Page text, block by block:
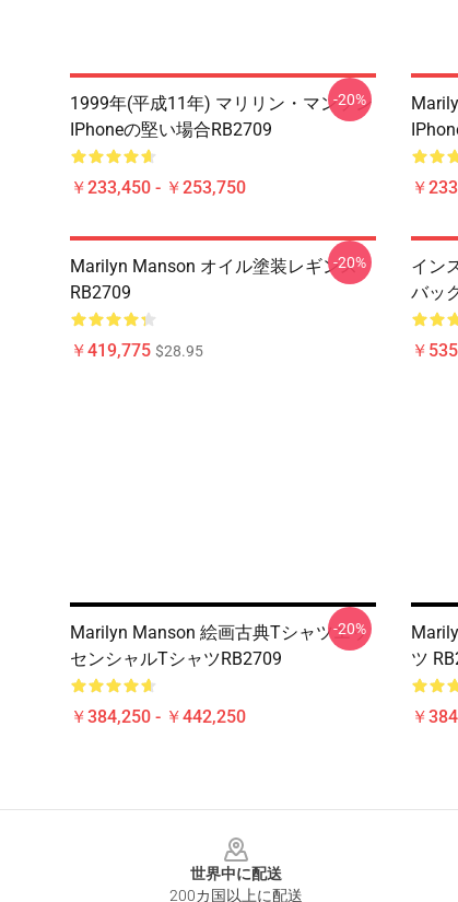
1999年(平成11年) マリリン・マンソン
IPhoneの堅い場合RB2709
￥233,450 - ￥253,750
-20%
￥
Marilyn Manson オイル塗装レギンス
RB2709
￥419,775 $28.95
-20%
イン
バッ
￥
Marilyn Manson 絵画古典Tシャツエッ
センシャルTシャツRB2709
￥384,250 - ￥442,250
-20%
ツ
￥
世界中に配送
200カ国以上に配送